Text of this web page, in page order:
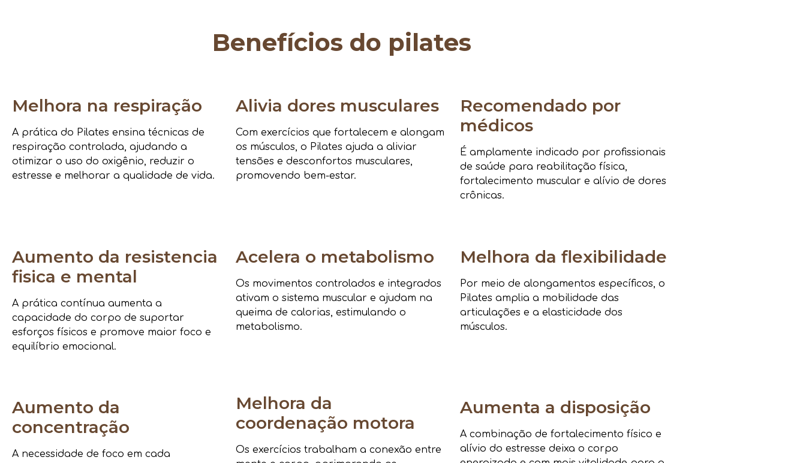
Benefícios do pilates
Melhora na respiração
A prática do Pilates ensina técnicas de
respiração controlada, ajudando a
otimizar o uso do oxigênio, reduzir o
estresse e melhorar a qualidade de vida.
Alivia dores musculares
Com exercícios que fortalecem e alongam
os músculos, o Pilates ajuda a aliviar
tensões e desconfortos musculares,
promovendo bem-estar.
Recomendado por
médicos
É amplamente indicado por profissionais
de saúde para reabilitação física,
fortalecimento muscular e alívio de dores
crônicas.
Aumento da resistencia
fisica e mental
A prática contínua aumenta a
capacidade do corpo de suportar
esforços físicos e promove maior foco e
equilíbrio emocional.
Acelera o metabolismo
Os movimentos controlados e integrados
ativam o sistema muscular e ajudam na
queima de calorias, estimulando o
metabolismo.
Melhora da flexibilidade
Por meio de alongamentos específicos, o
Pilates amplia a mobilidade das
articulações e a elasticidade dos
músculos.
Aumento da
concentração
A necessidade de foco em cada
Melhora da
coordenação motora
Os exercícios trabalham a conexão entre
Aumenta a disposição
A combinação de fortalecimento físico e
alívio do estresse deixa o corpo